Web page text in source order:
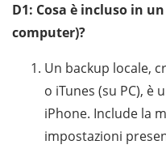
D1: Cosa è incluso in
computer)?
Un backup locale,
o iTunes (su PC),
iPhone. Include la
impostazioni